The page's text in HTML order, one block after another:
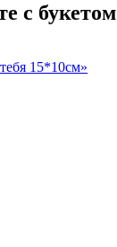
с букетом
15*10см»